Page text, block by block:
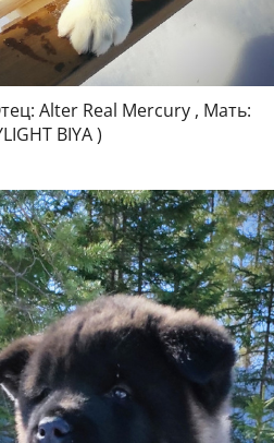
Alter Real Mercury , Мать:
BIYA )